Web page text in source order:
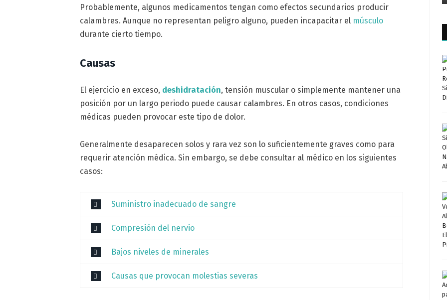
Probablemente, algunos medicamentos tengan como efectos secundarios producir
calambres. Aunque no representan peligro alguno, pueden incapacitar el músculo
durante cierto tiempo.
Causas
El ejercicio en exceso, deshidratación, tensión muscular o simplemente mantener una
posición por un largo periodo puede causar calambres. En otros casos, condiciones
médicas pueden provocar este tipo de dolor.
Generalmente desaparecen solos y rara vez son lo suficientemente graves como para
requerir atención médica. Sin embargo, se debe consultar al médico en los siguientes
casos:
Suministro inadecuado de sangre
Compresión del nervio
Bajos niveles de minerales
Causas que provocan molestias severas